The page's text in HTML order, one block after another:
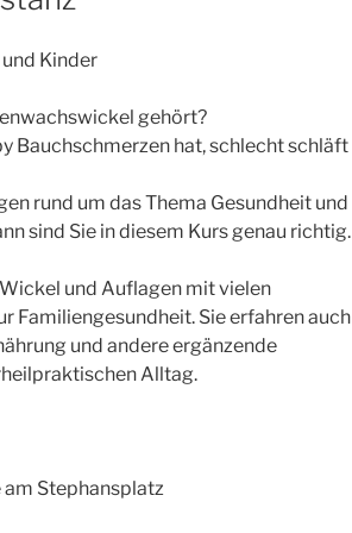
Kinder
gehört?
Bauchschmerzen hat, schlecht schläft
rund um das Thema Gesundheit und
sind Sie in diesem Kurs genau richtig.
und Auflagen mit vielen
Familiengesundheit. Sie erfahren auch
und andere ergänzende
Alltag.
am Stephansplatz